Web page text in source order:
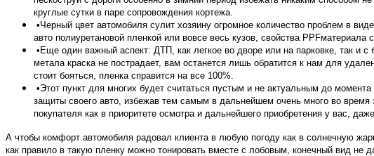
круглые сутки в паре сопровождения кортежа.
•Черный цвет автомобиля сулит хозяину огромное количество проблем в
авто полиуретановой пленкой или вовсе весь кузов, свойства
• Еще один важный аспект: ДТП, как легкое во дворе или на парковке, так и
метала краска не пострадает, вам останется лишь обратится к нам для
стоит бояться, пленка справится на все 100%.
•Этот пункт для многих будет считаться пустым и не актуальным до
защиты своего авто, избежав тем самым в дальнейшем очень много во время
покупателя как в приоритете осмотра и дальнейшего приобретения у вас,
А чтобы комфорт автомобиля радовал клиента в любую погоду как в солнечную
как правило в такую пленку можно тонировать вместе с лобовым, конечный вид не